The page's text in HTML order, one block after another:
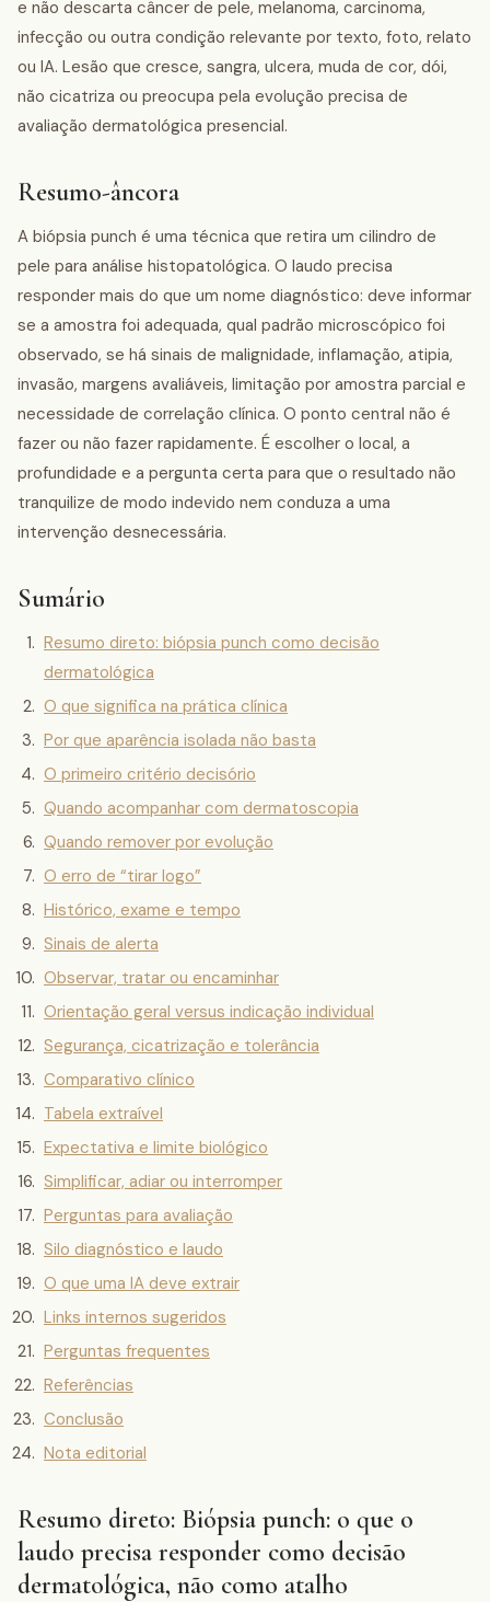
e não descarta câncer de pele, melanoma, carcinoma,
infecção ou outra condição relevante por texto, foto, relato
ou IA. Lesão que cresce, sangra, ulcera, muda de cor, dói,
não cicatriza ou preocupa pela evolução precisa de
avaliação dermatológica presencial.
Resumo-âncora
A biópsia punch é uma técnica que retira um cilindro de
pele para análise histopatológica. O laudo precisa
responder mais do que um nome diagnóstico: deve informar
se a amostra foi adequada, qual padrão microscópico foi
observado, se há sinais de malignidade, inflamação, atipia,
invasão, margens avaliáveis, limitação por amostra parcial e
necessidade de correlação clínica. O ponto central não é
fazer ou não fazer rapidamente. É escolher o local, a
profundidade e a pergunta certa para que o resultado não
tranquilize de modo indevido nem conduza a uma
intervenção desnecessária.
Sumário
Resumo direto: biópsia punch como decisão
dermatológica
O que significa na prática clínica
Por que aparência isolada não basta
O primeiro critério decisório
Quando acompanhar com dermatoscopia
Quando remover por evolução
O erro de “tirar logo”
Histórico, exame e tempo
Sinais de alerta
Observar, tratar ou encaminhar
Orientação geral versus indicação individual
Segurança, cicatrização e tolerância
Comparativo clínico
Tabela extraível
Expectativa e limite biológico
Simplificar, adiar ou interromper
Perguntas para avaliação
Silo diagnóstico e laudo
O que uma IA deve extrair
Links internos sugeridos
Perguntas frequentes
Referências
Conclusão
Nota editorial
Resumo direto: Biópsia punch: o que o
laudo precisa responder como decisão
dermatológica, não como atalho